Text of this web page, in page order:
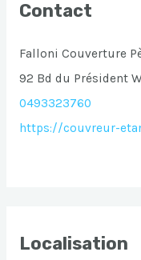
Contact
Falloni Couverture
92 Bd du Président
0493323760
https://couvreur-
Localisation